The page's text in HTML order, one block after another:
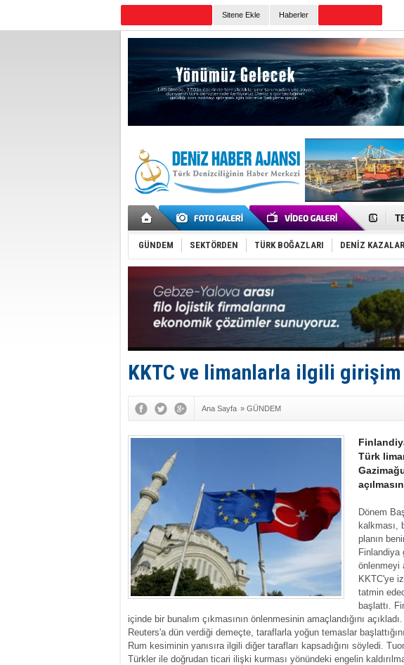
Sitene Ekle Haberler
GÜNDEM SEKTÖRDEN TÜRK BOĞAZLARI DENİZ
KKTC ve limanlarla ilgili girişim
Ana Sayfa » GÜNDEM
Türk
Dönem
kalkması,
planın
Finlandiya
önlenmeyi
KKTC'ye
tatmin
başlattı.
içinde bir bunalım çıkmasının önlenmesinin amaçlandığını açıkladı.
Reuters'a dün verdiği demeçte, taraflarla yoğun temaslar
Rum kesiminin yanısıra ilgili diğer tarafları kapsadığını söyledi.
Türkler ile doğrudan ticari ilişki kurması yönündeki engelin